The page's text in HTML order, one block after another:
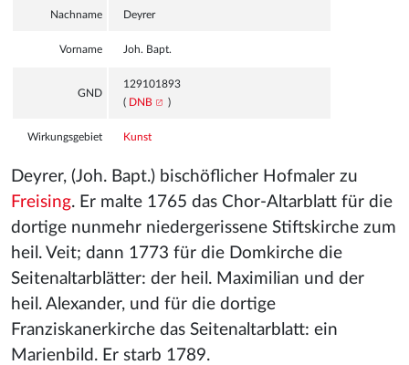
Nachname Deyrer
Vorname Joh. Bapt.
GND
129101893
( DNB )
Wirkungsgebiet Kunst
Deyrer, (Joh. Bapt.) bischöflicher Hofmaler zu
Freising. Er malte 1765 das Chor-Altarblatt für die
dortige nunmehr niedergerissene Stiftskirche zum
heil. Veit; dann 1773 für die Domkirche die
Seitenaltarblätter: der heil. Maximilian und der
heil. Alexander, und für die dortige
Franziskanerkirche das Seitenaltarblatt: ein
Marienbild. Er starb 1789.